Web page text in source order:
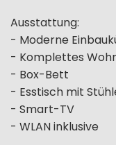
Ausstattung:
- Moderne
- Komplettes
- Box-Bett
- Esstisch mit
- Smart-TV
- WLAN inklusive